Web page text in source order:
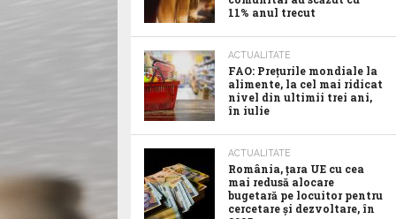
11% anul trecut
ACTUALITATE
FAO: Prețurile mondiale la
alimente, la cel mai ridicat
nivel din ultimii trei ani,
în iulie
ACTUALITATE
România, țara UE cu cea
mai redusă alocare
bugetară pe locuitor pentru
cercetare și dezvoltare, în